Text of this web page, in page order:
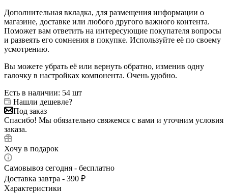
Дополнительная вкладка, для размещения информации о
магазине, доставке или любого другого важного контента.
Поможет вам ответить на интересующие покупателя вопросы
и развеять его сомнения в покупке. Используйте её по своему
усмотрению.
Вы можете убрать её или вернуть обратно, изменив одну
галочку в настройках компонента. Очень удобно.
Есть в наличии: 54 шт
Нашли дешевле?
Под заказ
Спасибо! Мы обязательно свяжемся с вами и уточним условия
заказа.
Хочу в подарок
Самовывоз сегодня - бесплатно
Доставка завтра - 390 ₽
Характеристики